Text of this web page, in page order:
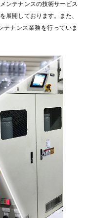
ンテナンスの技術サービス
展開しております。また、
テナンス業務を行っていま